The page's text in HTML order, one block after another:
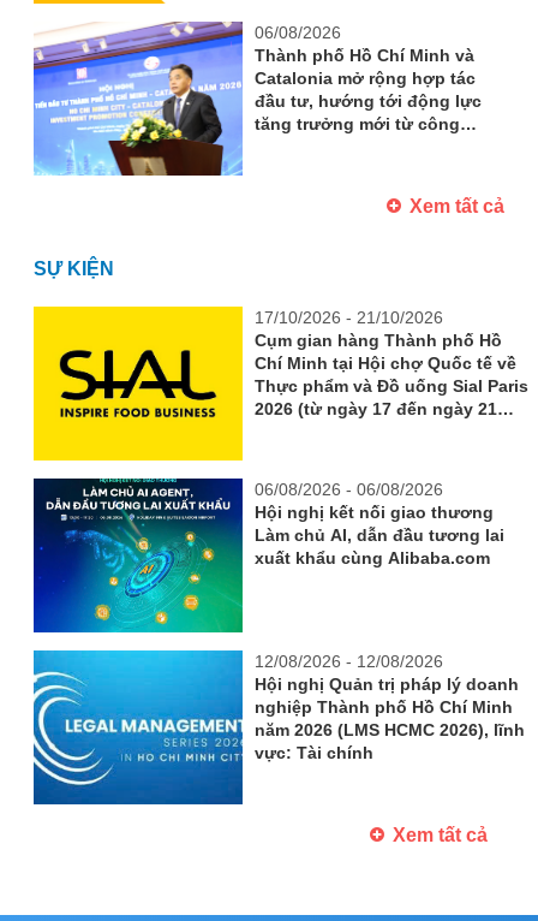
06/08/2026
Thành phố Hồ Chí Minh và
Catalonia mở rộng hợp tác
đầu tư, hướng tới động lực
tăng trưởng mới từ công
Xem tất cả
SỰ KIỆN
17/10/2026 - 21/10/2026
Cụm gian hàng Thành phố Hồ
Chí Minh tại Hội chợ Quốc tế về
Thực phẩm và Đồ uống Sial Paris
2026 (từ ngày 17 đến ngày 21
06/08/2026 - 06/08/2026
Hội nghị kết nối giao thương
Làm chủ AI, dẫn đầu tương lai
xuất khẩu cùng Alibaba.com
12/08/2026 - 12/08/2026
Hội nghị Quản trị pháp lý doanh
nghiệp Thành phố Hồ Chí Minh
năm 2026 (LMS HCMC 2026), lĩnh
vực: Tài chính
Xem tất cả